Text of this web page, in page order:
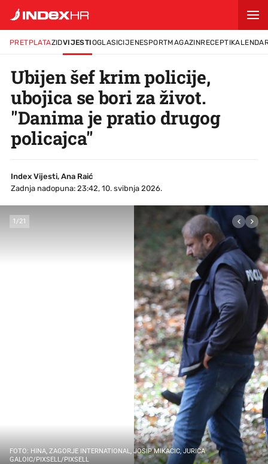
PRETPLATAZIDVIJESTIOGLASICIJENESPORTMAGAZINRECEPTI
Ubijen šef krim policije,
ubojica se bori za život.
"Danima je pratio drugog
policajca"
Index Vijesti, Ana Raić
Zadnja nadopuna: 23:42, 10. svibnja 2026.
1 /21
FOTO: HINA, ZAGORJE INTERNATIONAL, JOSIP MIKACIC, JURICA
GALOIC/PIXSELL/PIXSELL